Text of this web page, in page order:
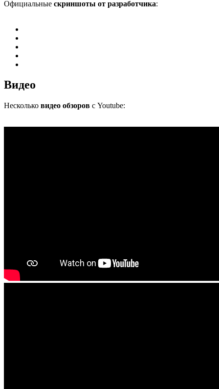
Официальные скриншоты от разработчика:
Видео
Несколько видео обзоров с Youtube: